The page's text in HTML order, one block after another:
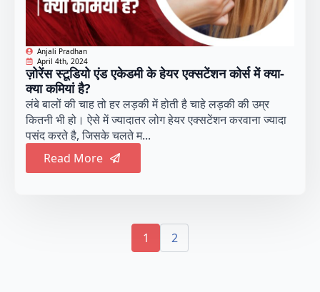
Anjali Pradhan
April 4th, 2024
ज़ोरेंस स्टूडियो एंड एकेडमी के हेयर एक्सटेंशन कोर्स में क्या-
क्या कमियां है?
लंबे बालों की चाह तो हर लड़की में होती है चाहे लड़की की उम्र
कितनी भी हो। ऐसे में ज्यादातर लोग हेयर एक्सटेंशन करवाना ज्यादा
पसंद करते है, जिसके चलते म...
Read More
1 2